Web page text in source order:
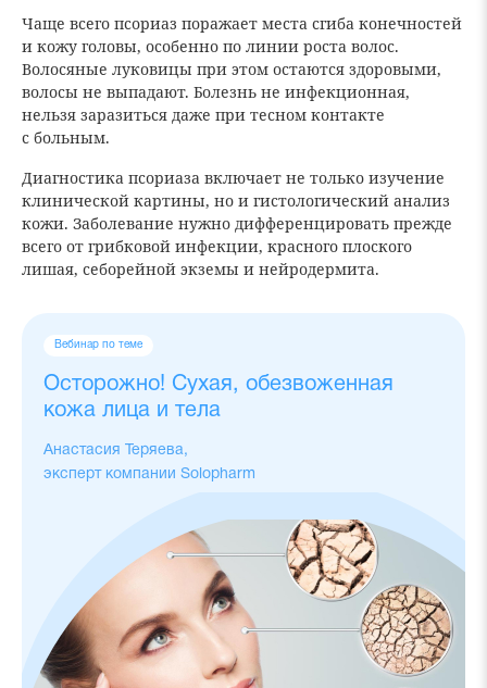
Чаще всего псориаз поражает места сгиба конечностей
и кожу головы, особенно по линии роста волос.
Волосяные луковицы при этом остаются здоровыми,
волосы не выпадают. Болезнь не инфекционная,
нельзя заразиться даже при тесном контакте
с больным.
Диагностика псориаза включает не только изучение
клинической картины, но и гистологический анализ
кожи. Заболевание нужно дифференцировать прежде
всего от грибковой инфекции, красного плоского
лишая, себорейной экземы и нейродермита.
Осторожно! Сухая, обезвоженная
кожа лица и тела
Вебинар по теме
Анастасия Теряева,
эксперт компании Solopharm